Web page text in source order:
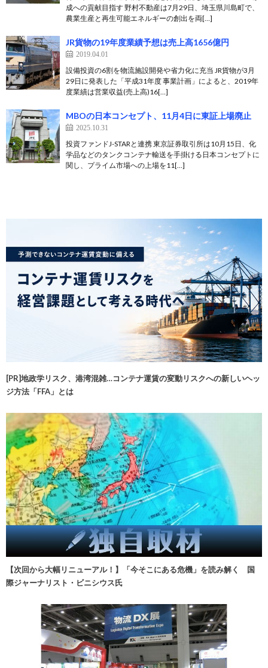
成への貢献目指す 野村不動産は7月29日、埼玉県川島町で、
農業生産と再生可能エネルギーの創出を両[…]
JR貨物の19年度業績予想は売上高1656億円
2019.04.01
設備投資の6割を物流施設開発や省力化に充当 JR貨物が3月
29日に発表した「平成31年度 事業計画」によると、2019年
度業績は営業収益(売上高)16[…]
MBOの日本コンセプト、11月4日に東証上場廃止
2025.10.31
投資ファンドJ-STARと連携 東京証券取引所は10月15日、化
学品などのタンクコンテナ輸送を手掛ける日本コンセプトに
関し、プライム市場への上場を11[…]
[PR]地政学リスク、港湾混雑…コンテナ運賃の変動リスクへの新しいヘッ
ジ方法「FFA」とは
【次回から大幅リニューアル！】「今そこにある危機」を読み解く 国
際ジャーナリスト・ビニシウス氏